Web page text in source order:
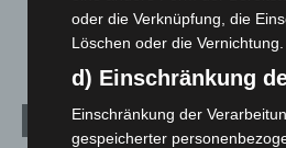
Celle: Mensch stirbt bei Bagger-
Kategorien
oder die Verknüpfung, die
Löschen oder die Vernichtung.
d) Einschränkung
Einschränkung der
gespeicherter